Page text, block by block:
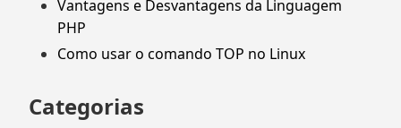
Vantagens e Desvantagens da Linguagem
PHP
Como usar o comando TOP no Linux
Categorias